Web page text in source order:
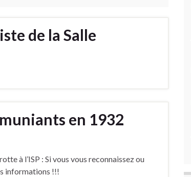
de la Salle
en 1932
à l’ISP : Si vous vous reconnaissez ou
informations !!!